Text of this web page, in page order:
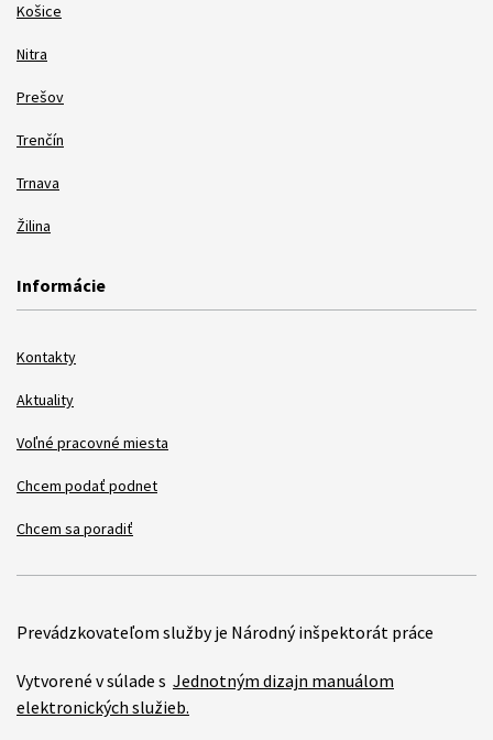
Košice
Nitra
Prešov
Trenčín
Trnava
Žilina
Informácie
Kontakty
Aktuality
Voľné pracovné miesta
Chcem podať podnet
Chcem sa poradiť
Prevádzkovateľom služby je Národný inšpektorát práce
Vytvorené v súlade s Jednotným dizajn manuálom
elektronických služieb.